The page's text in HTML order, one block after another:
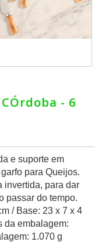
- 6
e suporte em
para Queijos.
invertida, para dar
passar do tempo.
/ Base: 23 x 7 x 4
da embalagem:
1.070 g